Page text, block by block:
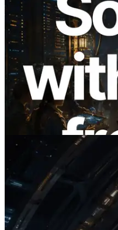
2026.08.05
ERPC étend
avec la mesure du
du monde —
Information est